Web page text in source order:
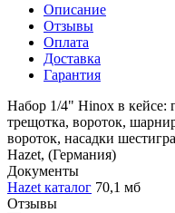
Описание
Отзывы
Оплата
Доставка
Гарантия
Набор 1/4" Hinox в кейсе:
трещотка, вороток,
вороток, насадки
Hazet, (Германия)
Документы
Hazet каталог 70,1 мб
Отзывы